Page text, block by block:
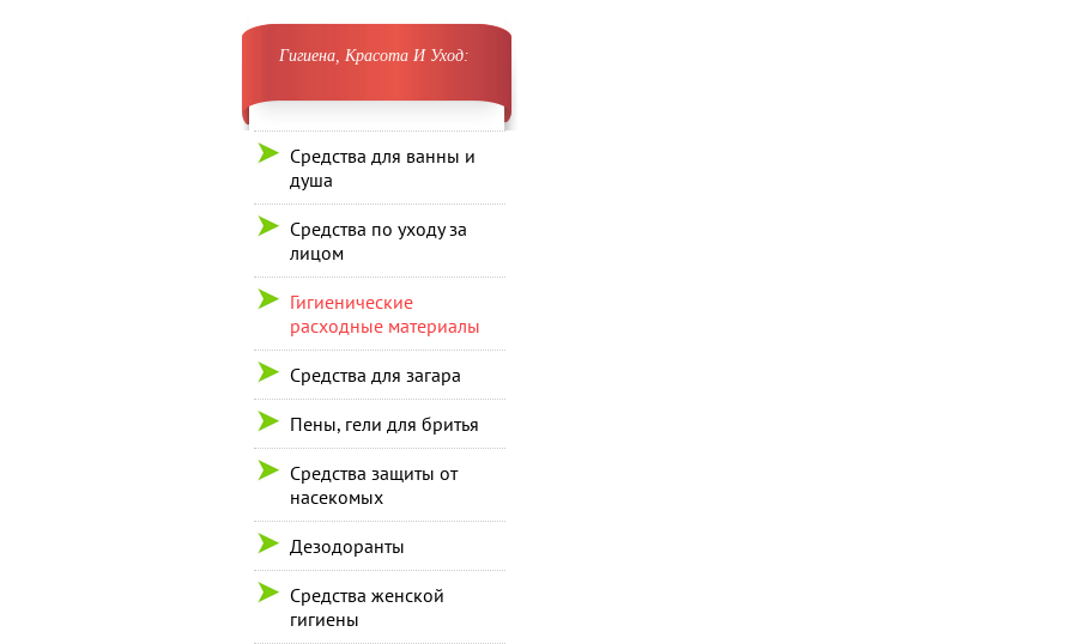
Гигиена, Красота И Уход:
Средства для ванны и
душа
Средства по уходу за
лицом
Гигиенические
расходные материалы
Средства для загара
Пены, гели для бритья
Средства защиты от
насекомых
Дезодоранты
Средства женской
гигиены